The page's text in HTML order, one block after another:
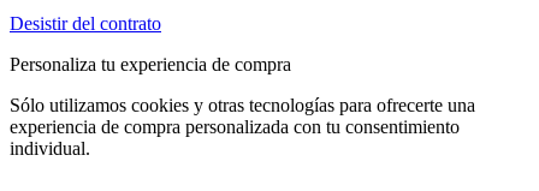
Desistir del contrato
Personaliza tu experiencia de compra
Sólo utilizamos cookies y otras tecnologías para ofrecerte una
experiencia de compra personalizada con tu consentimiento
individual.